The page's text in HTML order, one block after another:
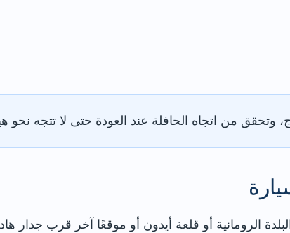
وتحقق من اتجاه الحافلة عند العودة حتى لا تتجه نحو
الرومانية أو قلعة أيدون أو موقعًا آخر قرب جدار